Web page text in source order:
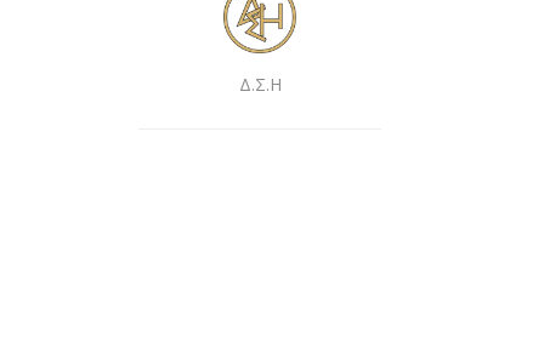
Δ.Σ.Η